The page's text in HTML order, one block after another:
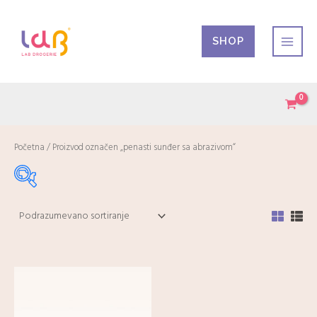
sadržaj
SHOP
Početna / Proizvod označen „penasti sunđer sa abrazivom“